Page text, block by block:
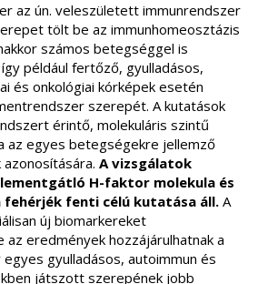
az ún. veleszületett immunrendszer
tölt be az immunhomeosztázis
számos betegséggel is
például fertőző, gyulladásos,
és onkológiai kórképek esetén
szerepét. A kutatások
érintő, molekuláris szintű
az egyes betegségekre jellemző
A vizsgálatok
H-faktor molekula és
fenti célú kutatása áll. A
új biomarkereket
az eredmények hozzájárulhatnak a
gyulladásos, autoimmun és
játszott szerepének jobb